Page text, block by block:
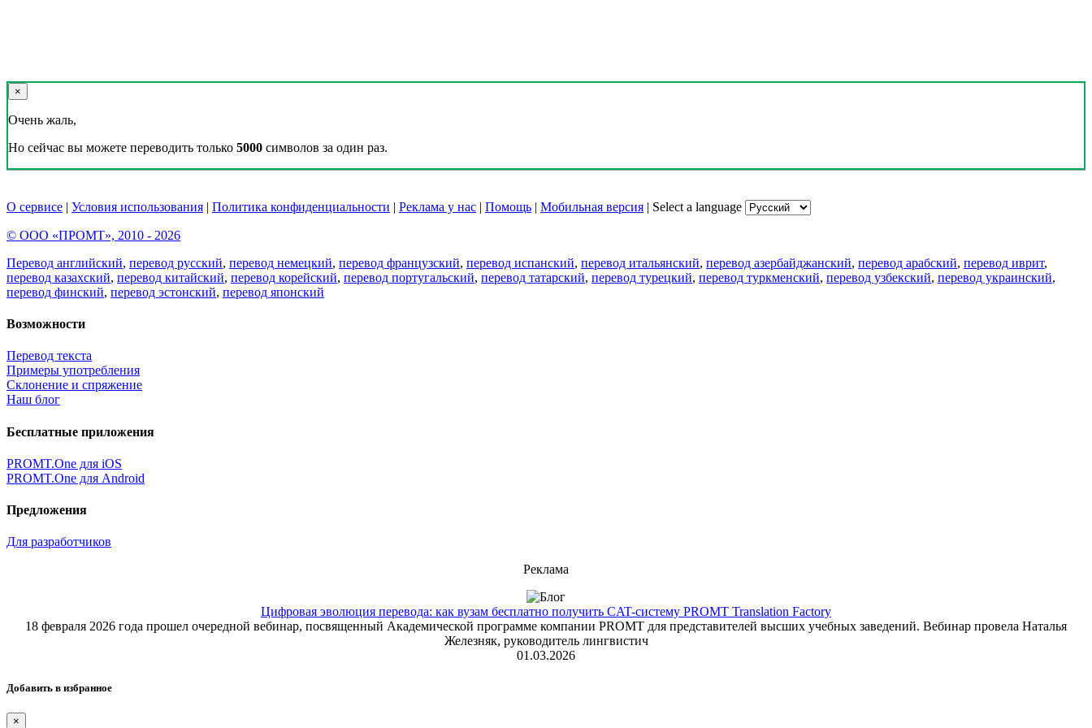
×
Очень жаль,
Но сейчас вы можете переводить только 5000 символов за один раз.
О сервисе | Условия использования | Политика конфиденциальности | Реклама у нас | Помощь | Мобильная версия | Select a language
© ООО «ПРОМТ», 2010 - 2026
Перевод английский, перевод русский, перевод немецкий, перевод французский, перевод испанский, перевод итальянский, перевод азербайджанский, перевод арабский, перевод иврит,
перевод казахский, перевод китайский, перевод корейский, перевод португальский, перевод татарский, перевод турецкий, перевод туркменский, перевод узбекский, перевод украинский,
перевод финский, перевод эстонский, перевод японский
Возможности
Перевод текста
Примеры употребления
Склонение и спряжение
Наш блог
Бесплатные приложения
PROMT.One для iOS
PROMT.One для Android
Предложения
Для разработчиков
Реклама
Цифровая эволюция перевода: как вузам бесплатно получить CAT-систему PROMT Translation Factory
18 февраля 2026 года прошел очередной вебинар, посвященный Академической программе компании PROMT для представителей высших учебных заведений. Вебинар провела Наталья
Железняк, руководитель лингвистич
01.03.2026
Добавить в избранное
×